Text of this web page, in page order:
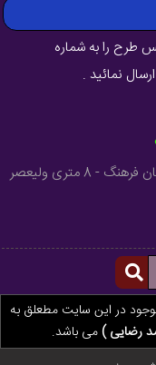
طرح را به شماره
نمائید .
آدرس : آذربایجان شرقی - شهرستان میانه - خیابان فرهنگ - 8 متری ولیعصر
در این سایت مطعلق به
رضایی )می باشد.